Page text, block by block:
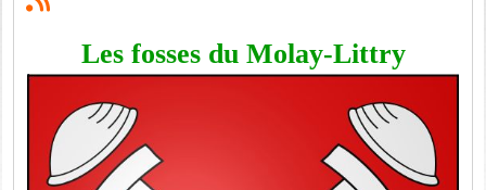
Les fosses du Molay-Littry